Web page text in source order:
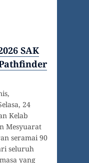
SAK
24
Kelab
Mesyuarat
seramai 90
seluruh
yang